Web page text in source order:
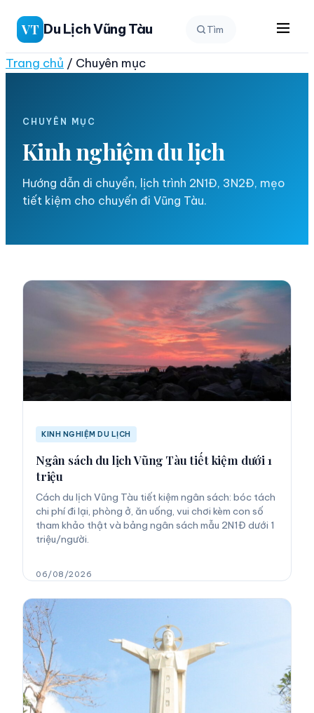
Chuyển
đến
phần
nội
VT Du Lịch Vũng Tàu Tìm
Trang chủ / Chuyên mục
CHUYÊN MỤC
Kinh nghiệm du lịch
Hướng dẫn di chuyển, lịch trình 2N1Đ, 3N2Đ, mẹo
tiết kiệm cho chuyến đi Vũng Tàu.
KINH NGHIỆM DU LỊCH
Ngân sách du lịch Vũng Tàu tiết kiệm dưới 1
triệu
Cách du lịch Vũng Tàu tiết kiệm ngân sách: bóc tách
chi phí đi lại, phòng ở, ăn uống, vui chơi kèm con số
tham khảo thật và bảng ngân sách mẫu 2N1Đ dưới 1
triệu/người.
06/08/2026